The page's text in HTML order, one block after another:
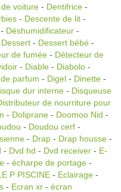
voiture - Dentifrice -
- Descente de lit -
- Déshumidificateur -
Dessert - Dessert bébé -
de fumée - Détecteur de
- Diable - Diabolo -
parfum - Digel - Dinette -
dur interne - Disqueuse
de nourriture pour
- Doliprane - Doomoo Nid -
- Doudou cerf -
- Drap - Drap housse -
- Dvd hd - Dvd receiver - E-
- écharpe de portage -
P PISCINE - Eclairage -
- Ecran xr - écran